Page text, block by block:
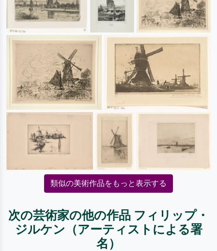
類似の美術作品をもっと表示する
次の芸術家の他の作品 フィリップ・
ジルケン（アーティストによる署
名）